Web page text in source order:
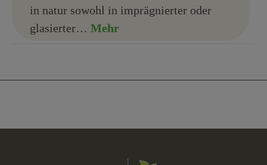
in natur sowohl in imprägnierter oder
glasierter… Mehr